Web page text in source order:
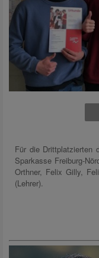
Für die Drittplatzierten
Sparkasse Freiburg-
Orthner, Felix Gilly,
(Lehrer).